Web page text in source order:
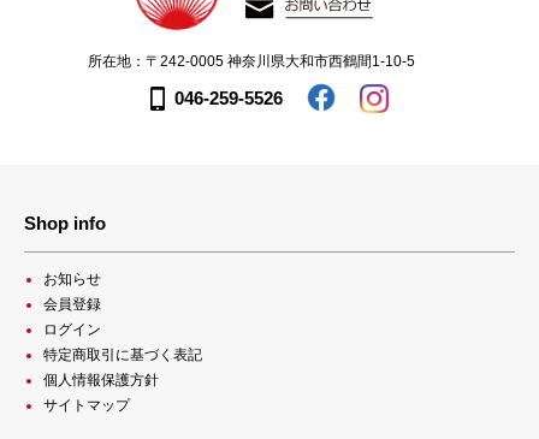
所在地：〒242-0005 神奈川県大和市西鶴間1-10-5
046-259-5526
Shop info
お知らせ
会員登録
ログイン
特定商取引に基づく表記
個人情報保護方針
サイトマップ